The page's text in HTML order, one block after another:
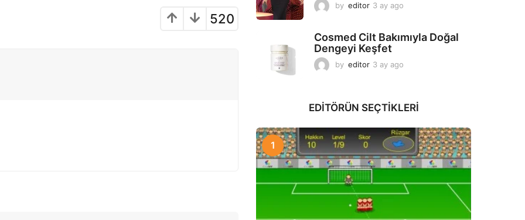
520
by editor 3 ay ago
a
Cosmed Cilt Bakımıyla Doğal
Dengeyi Keşfet
by editor 3 ay ago
g
EDITÖRÜN SEÇTIKLERI
1